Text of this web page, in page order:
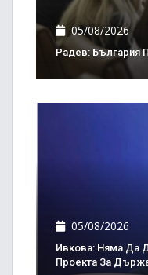
05/08/2026
Радев: България
05/08/2026
Ивкова: Няма Да
Проекта За